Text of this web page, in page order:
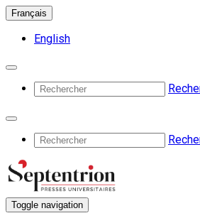
Français
English
Toggle navigation